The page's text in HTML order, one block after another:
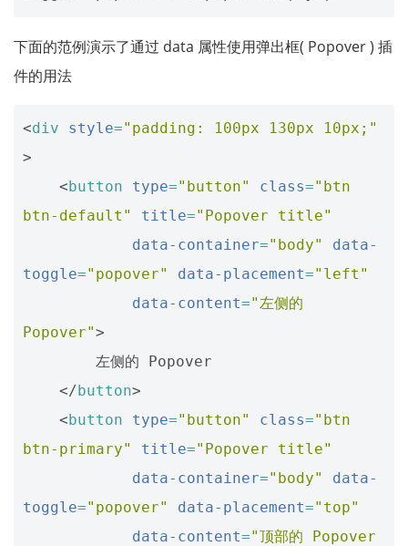
下面的范例演示了通过 data 属性使用弹出框( Popover ) 插
件的用法
<div style="padding: 100px 130px 10px;"
>
<button type="button" class="btn
btn-default"
title="Popover title"
data-container="body"
data-
toggle="popover" data-placement="left"
data-content="左侧的
Popover">
</button>
<button type="button" class="btn
btn-primary"
title="Popover title"
data-container="body"
data-
toggle="popover" data-placement="top"
data-content="顶部的 Popover